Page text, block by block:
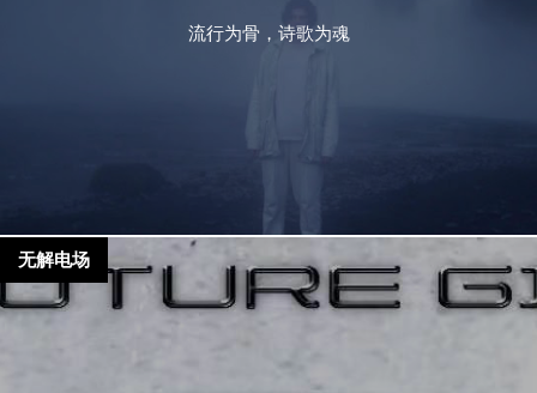
流行为骨，诗歌为魂
无解电场